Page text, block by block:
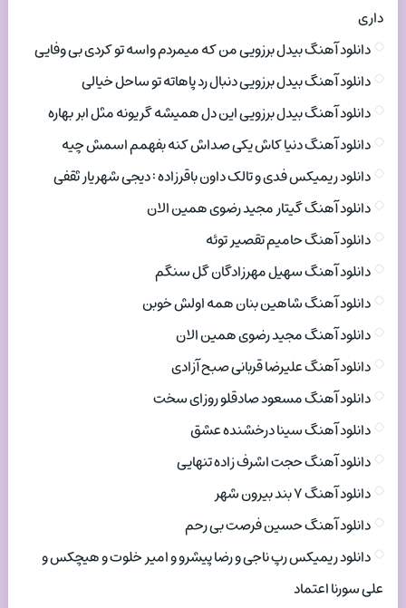
داری
دانلود آهنگ بیدل برزویی من که میمردم واسه تو کردی بی وفایی
دانلود آهنگ بیدل برزویی دنبال رد پاهاته تو ساحل خیالی
دانلود آهنگ بیدل برزویی این دل همیشه گریونه مثل ابر بهاره
دانلود آهنگ دنیا کاش یکی صداش کنه بفهمم اسمش چیه
دانلود ریمیکس فدی و تالک داون باقرزاده : دیجی شهریار ثقفی
دانلود آهنگ گیتار مجید رضوی همین الان
دانلود آهنگ حامیم تقصیر توئه
دانلود آهنگ سهیل مهرزادگان گل سنگم
دانلود آهنگ شاهین بنان همه اولش خوبن
دانلود آهنگ مجید رضوی همین الان
دانلود آهنگ علیرضا قربانی صبح آزادی
دانلود آهنگ مسعود صادقلو روزای سخت
دانلود آهنگ سینا درخشنده عشق
دانلود آهنگ حجت اشرف زاده تنهایی
دانلود آهنگ ۷ بند بیرون شهر
دانلود آهنگ حسین فرصت بی رحم
دانلود ریمیکس رپ ناجی و رضا پیشرو و امیر خلوت و هیچکس و
علی سورنا اعتماد